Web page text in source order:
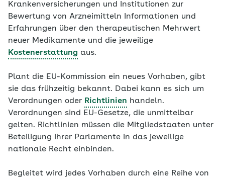
Krankenversicherungen und Institutionen zur
Bewertung von Arzneimitteln Informationen und
Erfahrungen über den therapeutischen Mehrwert
neuer Medikamente und die jeweilige
Kostenerstattung aus.
Plant die EU-Kommission ein neues Vorhaben, gibt
sie das frühzeitig bekannt. Dabei kann es sich um
Verordnungen oder Richtlinien handeln.
Verordnungen sind EU-Gesetze, die unmittelbar
gelten. Richtlinien müssen die Mitgliedstaaten unter
Beteiligung ihrer Parlamente in das jeweilige
nationale Recht einbinden.
Begleitet wird jedes Vorhaben durch eine Reihe von